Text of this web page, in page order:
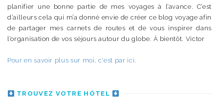
planifier une bonne partie de mes voyages à l’avance. C’est
d’ailleurs cela qui m’a donné envie de créer ce blog voyage afin
de partager mes carnets de routes et de vous inspirer dans
l’organisation de vos séjours autour du globe. À bientôt. Victor
Pour en savoir plus sur moi, c'est par ici.
TROUVEZ VOTRE HÔTEL